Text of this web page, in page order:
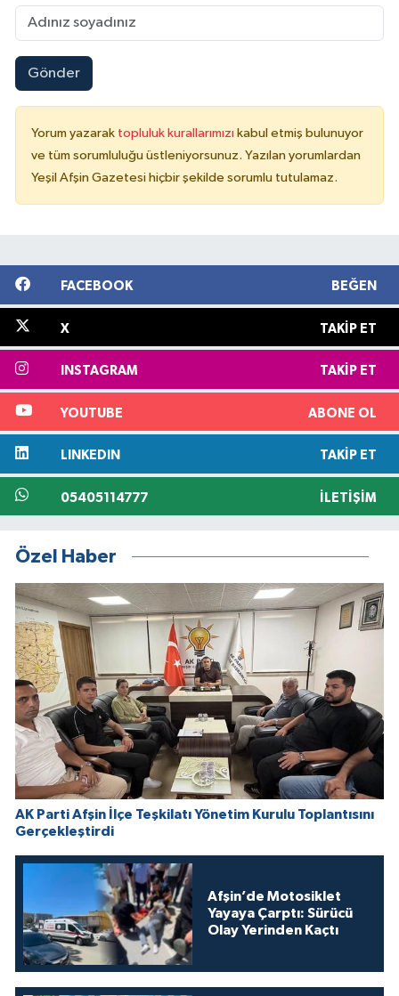
Gönder
Yorum yazarak topluluk kurallarımızı kabul etmiş bulunuyor
ve tüm sorumluluğu üstleniyorsunuz. Yazılan yorumlardan
Yeşil Afşin Gazetesi hiçbir şekilde sorumlu tutulamaz.
FACEBOOK BEĞEN
X TAKIP ET
INSTAGRAM TAKIP ET
YOUTUBE ABONE OL
LINKEDIN TAKIP ET
05405114777 İLETIŞIM
Özel Haber
AK Parti Afşin İlçe Teşkilatı Yönetim Kurulu Toplantısını
Gerçekleştirdi
Afşin’de Motosiklet
Yayaya Çarptı: Sürücü
Olay Yerinden Kaçtı